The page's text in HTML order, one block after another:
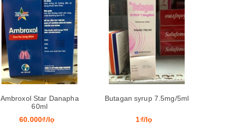
Xem nhanh
Ambroxol Star Danapha
60ml
60.000₫/lọ
Butagan syrup 7.5mg/5ml
1₫/lọ